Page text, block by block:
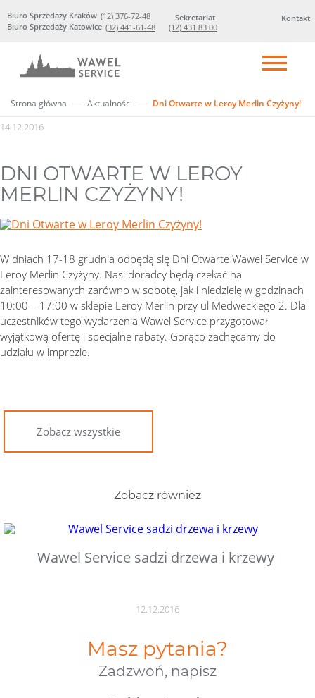
Kontakt
Biuro Sprzedaży Kraków (12) 376-72-48
Biuro Sprzedaży Katowice (32) 441-61-48
Sekretariat
(12) 431 83 00
Strona główna Aktualności Dni Otwarte w Leroy Merlin Czyżyny!
14.12.2016
DNI OTWARTE W LEROY
MERLIN CZYŻYNY!
W dniach 17-18 grudnia odbędą się Dni Otwarte Wawel Service w
Leroy Merlin Czyżyny. Nasi doradcy będą czekać na
zainteresowanych zarówno w sobotę, jak i niedzielę w godzinach
10:00 – 17:00 w sklepie Leroy Merlin przy ul Medweckiego 2. Dla
uczestników tego wydarzenia Wawel Service przygotował
wyjątkową ofertę i specjalne rabaty. Gorąco zachęcamy do
udziału w imprezie.
Zobacz wszystkie
Zobacz również
Wawel Service sadzi drzewa i krzewy
12.12.2016
Masz pytania?
Zadzwoń, napisz